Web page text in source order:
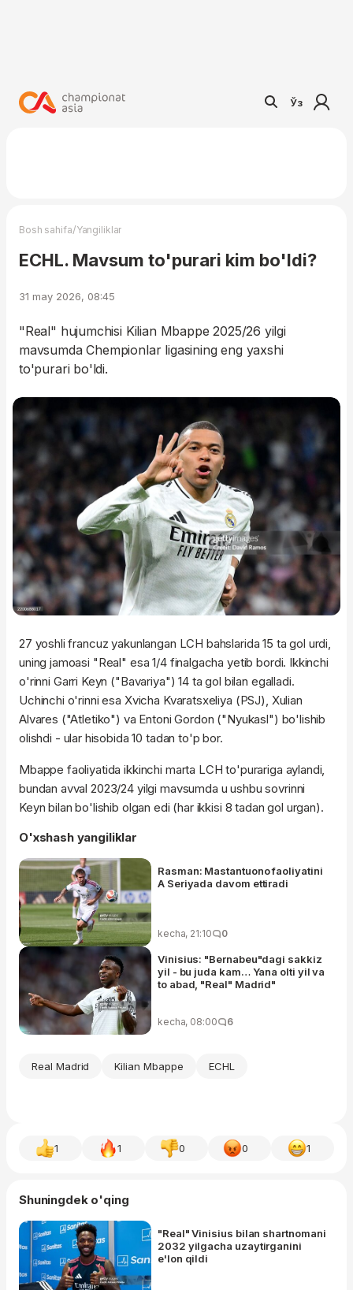
Ўз
Bosh sahifa/Yangiliklar
ECHL. Mavsum to'purari kim bo'ldi?
31 may 2026, 08:45
"Real" hujumchisi Kilian Mbappe 2025/26 yilgi
mavsumda Chempionlar ligasining eng yaxshi
to'purari bo'ldi.
27 yoshli francuz yakunlangan LCH bahslarida 15 ta gol urdi,
uning jamoasi "Real" esa 1/4 finalgacha yetib bordi. Ikkinchi
o'rinni Garri Keyn ("Bavariya") 14 ta gol bilan egalladi.
Uchinchi o'rinni esa Xvicha Kvaratsxeliya (PSJ), Xulian
Alvares ("Atletiko") va Entoni Gordon ("Nyukasl") bo'lishib
olishdi - ular hisobida 10 tadan to'p bor.
Mbappe faoliyatida ikkinchi marta LCH to'purariga aylandi,
bundan avval 2023/24 yilgi mavsumda u ushbu sovrinni
Keyn bilan bo'lishib olgan edi (har ikkisi 8 tadan gol urgan).
O'xshash yangiliklar
Rasman: Mastantuono faoliyatini
A Seriyada davom ettiradi
kecha, 21:10 0
Vinisius: "Bernabeu"dagi sakkiz
yil - bu juda kam… Yana olti yil va
to abad, "Real" Madrid"
kecha, 08:00 6
Real Madrid Kilian Mbappe ECHL
1 1 0 0 1
Shuningdek o'qing
"Real" Vinisius bilan shartnomani
2032 yilgacha uzaytirganini
e'lon qildi